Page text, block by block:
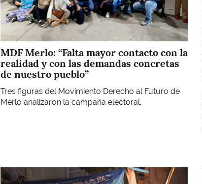
MDF Merlo: “Falta mayor contacto con la
realidad y con las demandas concretas
de nuestro pueblo”
Tres figuras del Movimiento Derecho al Futuro de
Merlo analizaron la campaña electoral.
Imagen